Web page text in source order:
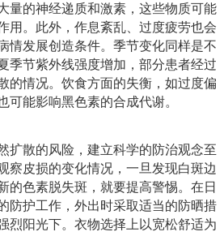
量的神经递质和激素，这些物质可能
用。此外，作息紊乱、过度疲劳也会
情发展创造条件。季节变化同样是不
季节紫外线强度增加，部分患者经过
的情况。饮食方面的失衡，如过度偏
可能影响黑色素的合成代谢。
扩散的风险，建立科学的防治观念至
察皮损的变化情况，一旦发现白斑边
的色素脱失斑，就要提高警惕。在日
防护工作，外出时采取适当的防晒措
烈阳光下。衣物选择上以宽松舒适为